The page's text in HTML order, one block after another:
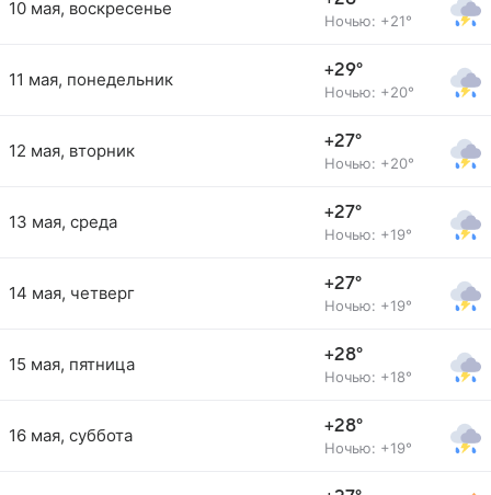
10 мая, воскресенье
Ночью: +21°
11 мая, понедельник +29°
Ночью: +20°
12 мая, вторник +27°
Ночью: +20°
13 мая, среда +27°
Ночью: +19°
14 мая, четверг +27°
Ночью: +19°
15 мая, пятница +28°
Ночью: +18°
16 мая, суббота +28°
Ночью: +19°